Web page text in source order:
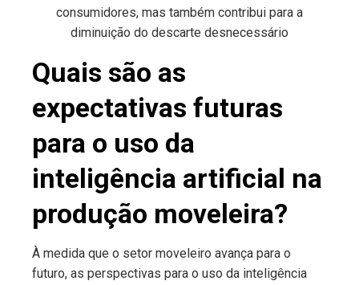
consumidores, mas também contribui para a
diminuição do descarte desnecessário
Quais são as
expectativas futuras
para o uso da
inteligência artificial na
produção moveleira?
À medida que o setor moveleiro avança para o
futuro, as perspectivas para o uso da inteligência